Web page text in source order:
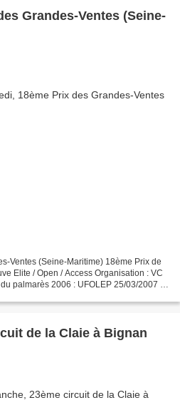
Ventes (Seine-
Ventes (Seine-Maritime) 18ème Prix de
Elite / Open / Access Organisation : VC
palmarès 2006 : UFOLEP 25/03/2007 :
de la Claie à Bignan